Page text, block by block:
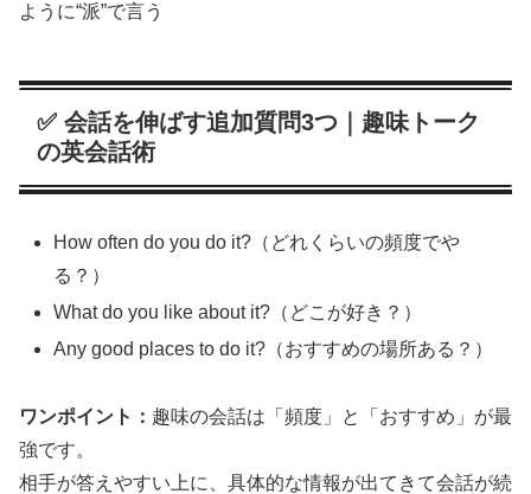
ように“派”で言う
✅ 会話を伸ばす追加質問3つ｜趣味トーク
の英会話術
How often do you do it?（どれくらいの頻度でや
る？）
What do you like about it?（どこが好き？）
Any good places to do it?（おすすめの場所ある？）
ワンポイント： 趣味の会話は「頻度」と「おすすめ」が最
強です。
相手が答えやすい上に、具体的な情報が出てきて会話が続